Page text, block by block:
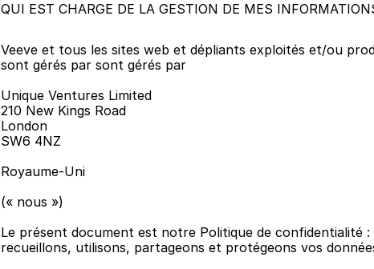
QUI EST CHARGE DE LA GESTION DE MES
Veeve et tous les sites web et dépliants exploités et/ou
sont gérés par sont gérés par
Unique Ventures Limited
210 New Kings Road
London
SW6 4NZ
Royaume-Uni
(« nous »)
Le présent document est notre Politique de confidentialité
recueillons, utilisons, partageons et protégeons vos